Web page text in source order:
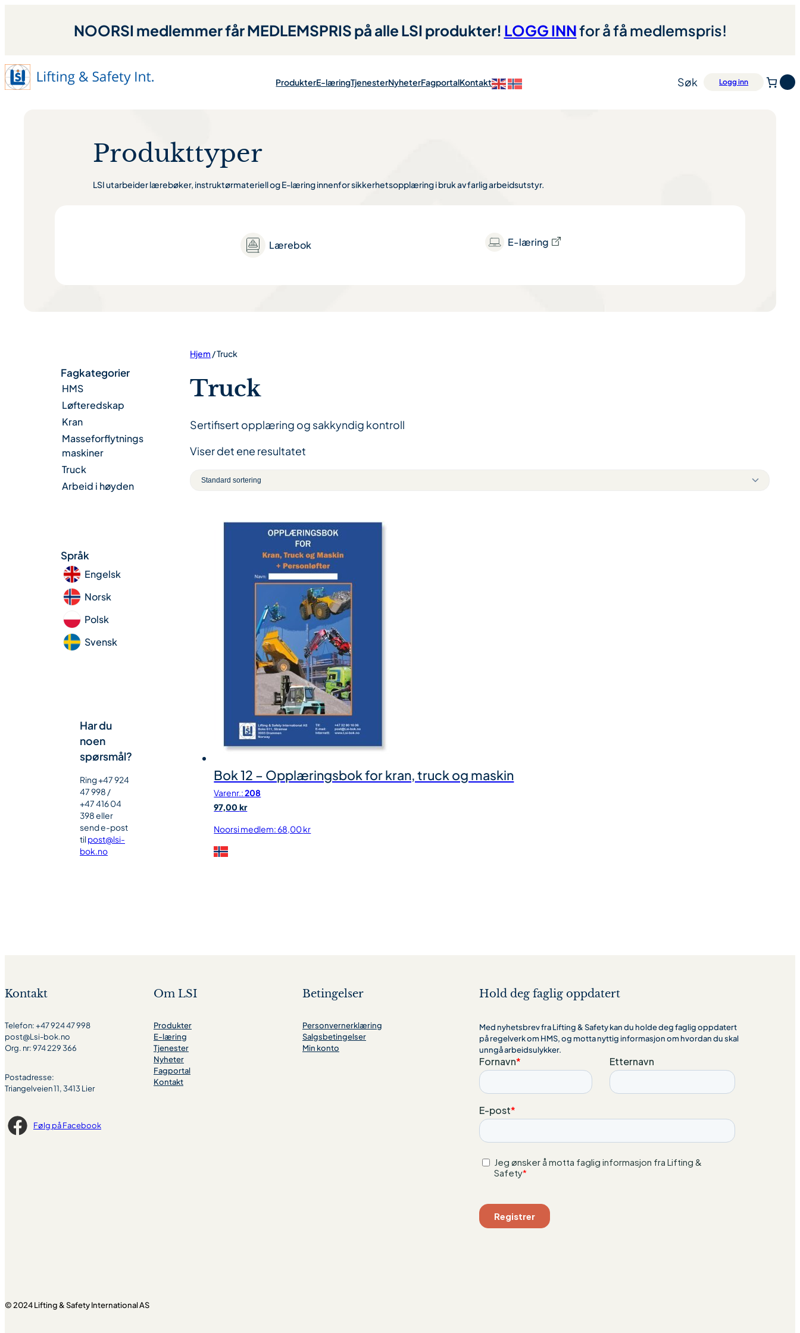
NOORSI medlemmer får MEDLEMSPRIS på alle LSI produkter! LOGG INNfor å få medlemspris!
ProdukterE-læringTjenesterNyheterFagportalKontakt Søk Logg inn
Produkttyper
LSI utarbeider lærebøker, instruktørmateriell og E-læring innenfor sikkerhetsopplæring i bruk av farlig arbeidsutstyr.
Lærebok E-læring
Fagkategorier
HMS
Løfteredskap
Kran
Masseforflytnings
maskiner
Truck
Arbeid i høyden
Språk
Engelsk
Norsk
Polsk
Svensk
Har du
noen
spørsmål?
Ring +47 924
47 998 /
+47 416 04
398 eller
send e-post
til post@lsi-
bok.no
Hjem / Truck
Truck
Sertifisert opplæring og sakkyndig kontroll
Viser det ene resultatet
Bok 12 – Opplæringsbok for kran, truck og maskin
Varenr.:208
97,00kr
Noorsi medlem:68,00kr
Kontakt
Telefon: +47 924 47 998
post@Lsi-bok.no
Org. nr: 974 229 366
Postadresse:
Triangelveien 11, 3413 Lier
Følg på Facebook
Om LSI
Produkter
E-læring
Tjenester
Nyheter
Fagportal
Kontakt
Betingelser
Personvernerklæring
Salgsbetingelser
Min konto
Hold deg faglig oppdatert
Med nyhetsbrev fra Lifting & Safety kan du holde deg faglig oppdatert
på regelverk om HMS, og motta nyttig informasjon om hvordan du skal
unngå arbeidsulykker.
© 2024 Lifting & Safety International AS